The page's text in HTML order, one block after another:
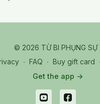
© 2026 TỪ BI PHỤNG SỰ
∙ FAQ ∙ Buy gift card ∙
Get the app ->